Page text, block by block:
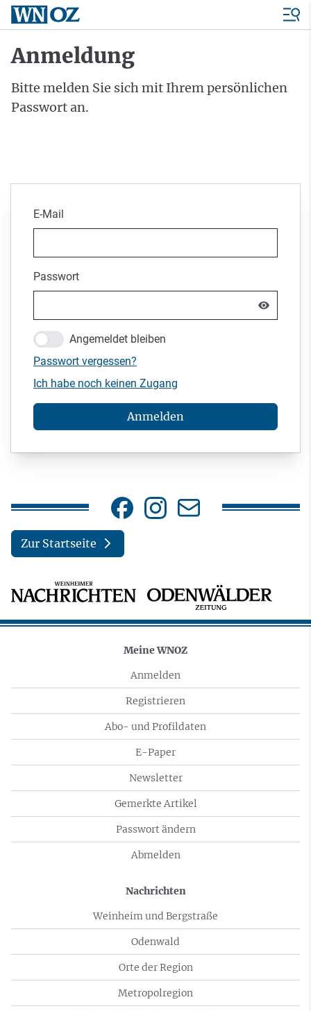
Anmeldung
Bitte melden Sie sich mit Ihrem persönlichen
Passwort an.
E-Mail
Passwort
Angemeldet bleiben
Passwort vergessen?
Ich habe noch keinen Zugang
Anmelden
Zur Startseite
Meine WNOZ
Anmelden
Registrieren
Abo- und Profildaten
E-Paper
Newsletter
Gemerkte Artikel
Passwort ändern
Abmelden
Nachrichten
Weinheim und Bergstraße
Odenwald
Orte der Region
Metropolregion